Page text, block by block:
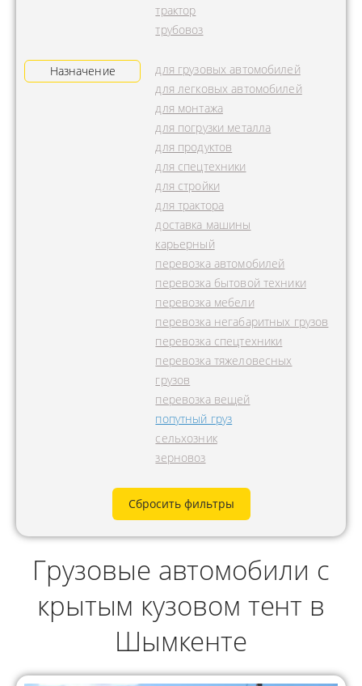
трактор
трубовоз
Назначение
для грузовых автомобилей
для легковых автомобилей
для монтажа
для погрузки металла
для продуктов
для спецтехники
для стройки
для трактора
доставка машины
карьерный
перевозка автомобилей
перевозка бытовой техники
перевозка мебели
перевозка негабаритных грузов
перевозка спецтехники
перевозка тяжеловесных
грузов
перевозка вещей
попутный груз
сельхозник
зерновоз
Сбросить фильтры
Грузовые автомобили с
крытым кузовом тент в
Шымкенте